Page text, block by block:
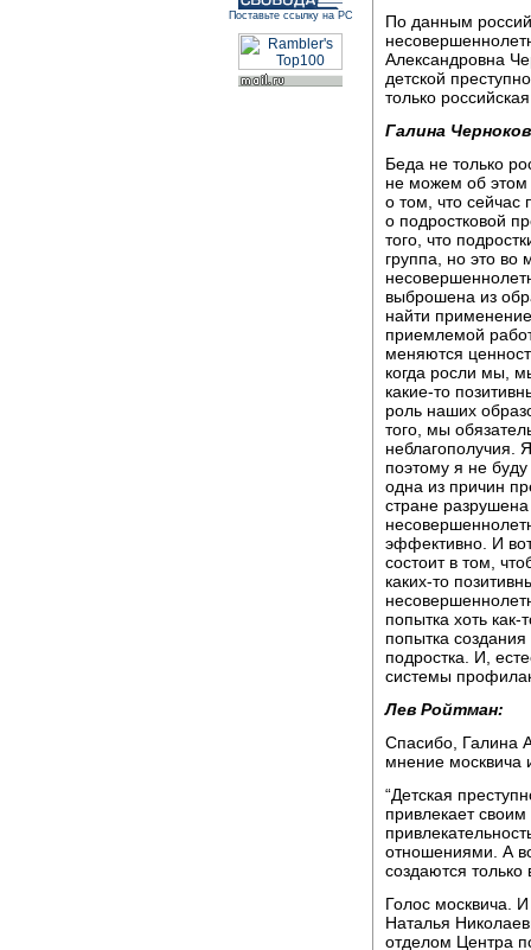
Поставьте ссылку на РС
По данным
Александровна
детской
только
Галина
Беда не только
не можем об этом
о том, что сейчас
о подростковой
того, что
группа, но это во
выброшена из
найти
приемлемой
меняются
когда росли мы,
какие-то
роль наших
того, мы
неблагополучия.
поэтому я не
одна из причин
стране
эффективно. И вот
состоит в том,
каких-то
попытка хоть
попытка
подростка. И,
системы
Лев Ройтман:
Спасибо, Галина
мнение москвича
“Детская
привлекает
отношениями. А
создаются только
Голос москвича. И
Наталья
отделом Центра